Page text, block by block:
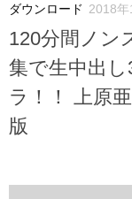
ダウンロード 2018年
120分間ノン
集で生中出
ラ！！ 上原
版